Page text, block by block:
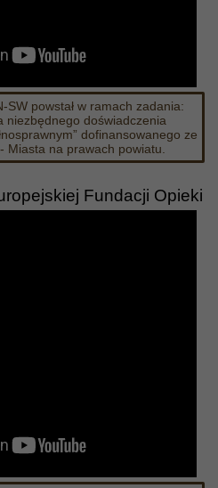
SW powstał w ramach zadania:
niezbędnego doświadczenia
dofinansowanego ze
Miasta na prawach powiatu.
Fundacji Opieki